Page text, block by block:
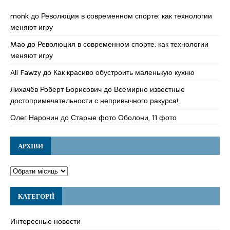
monkдо Революция в современном спорте: как технологии
меняют игру
Mao до Революция в современном спорте: как технологии
меняют игру
Ali Fawzyдо Как красиво обустроить маленькую кухню
Лихачёв Роберт Борисовичдо Всемирно известные
достопримечательности с непривычного ракурса!
Олег Наронин доСтарые фото Оболони, 11 фото
АРХІВИ
КАТЕГОРІЇ
Интересные новости